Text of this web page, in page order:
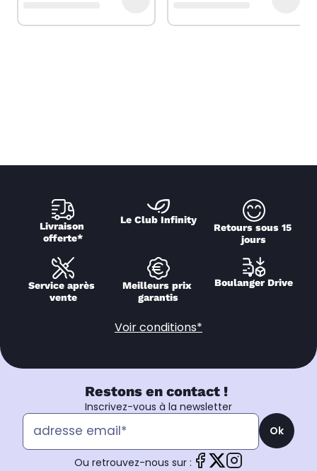
Livraison
offerte*
Le Club Infinity
Retours sous 15
jours
Service après
vente
Meilleurs prix
garantis
Boulanger Drive
Voir conditions*
Restons en contact !
Inscrivez-vous à la newsletter
Ok
Ou retrouvez-nous sur :